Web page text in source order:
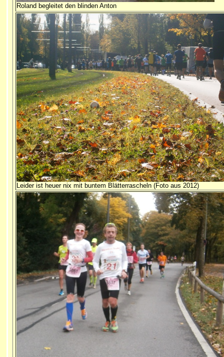
Roland begleitet den blinden Anton
Leider ist heuer nix mit buntem Blätterrascheln (Foto aus 2012)